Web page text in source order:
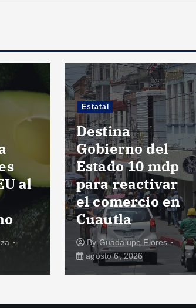
al
Estatal
Destina
Gobierno del
Estado 10 mdp
para reactivar
el comercio en
Cuautla
ByGuadalupe Flores
agosto 6, 2026